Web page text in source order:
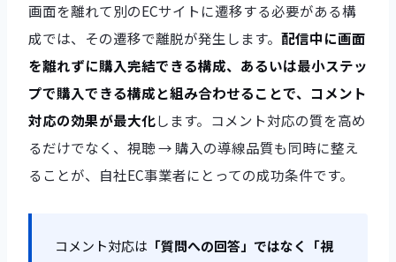
画面を離れて別のECサイトに遷移する必要がある構
成では、その遷移で離脱が発生します。 配信中に画面
を離れずに購入完結できる構成、あるいは最小ステッ
プで購入できる構成と組み合わせることで、コメント
対応の効果が最大化します。コメント対応の質を高め
るだけでなく、視聴 → 購入の導線品質も同時に整え
ることが、自社EC事業者にとっての成功条件です。
コメント対応は 「質問への回答」ではなく「視